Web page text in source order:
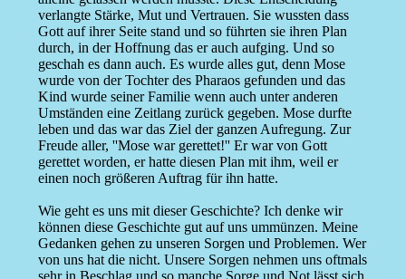
verlangte Stärke, Mut und Vertrauen. Sie wussten dass
Gott auf ihrer Seite stand und so führten sie ihren Plan
durch, in der Hoffnung das er auch aufging. Und so
geschah es dann auch. Es wurde alles gut, denn Mose
wurde von der Tochter des Pharaos gefunden und das
Kind wurde seiner Familie wenn auch unter anderen
Umständen eine Zeitlang zurück gegeben. Mose durfte
leben und das war das Ziel der ganzen Aufregung. Zur
Freude aller, ''Mose war gerettet!'' Er war von Gott
gerettet worden, er hatte diesen Plan mit ihm, weil er
einen noch größeren Auftrag für ihn hatte.
Wie geht es uns mit dieser Geschichte? Ich denke wir
können diese Geschichte gut auf uns ummünzen. Meine
Gedanken gehen zu unseren Sorgen und Problemen. Wer
von uns hat die nicht. Unsere Sorgen nehmen uns oftmals
sehr in Beschlag und so manche Sorge und Not lässt sich